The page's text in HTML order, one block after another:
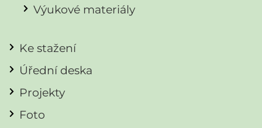
Výukové materiály
Ke stažení
Úřední deska
Projekty
Foto